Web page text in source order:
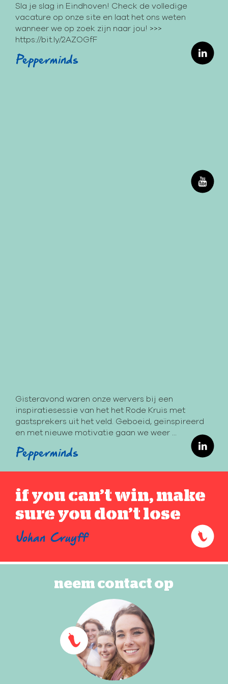
Sla je slag in Eindhoven! Check de volledige
vacature op onze site en laat het ons weten
wanneer we op zoek zijn naar jou! >>>
https://bit.ly/2AZOGfF
Pepperminds
Gisteravond waren onze wervers bij een
inspiratiesessie van het het Rode Kruis met
gastsprekers uit het veld. Geboeid, geïnspireerd
en met nieuwe motivatie gaan we weer ...
Pepperminds
if you can’t win, make
sure you don’t lose
Johan Cruyff
neem contact op